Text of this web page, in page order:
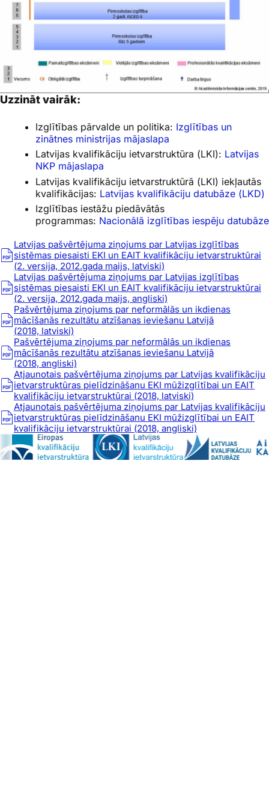
Uzzināt vairāk:
Izglītības pārvalde un politika: Izglītības un
zinātnes ministrijas mājaslapa
Latvijas kvalifikāciju ietvarstruktūra (LKI): Latvijas
NKP mājaslapa
Latvijas kvalifikāciju ietvarstruktūrā (LKI) iekļautās
kvalifikācijas: Latvijas kvalifikāciju datubāze (LKD)
Izglītības iestāžu piedāvātās
programmas: Nacionālā izglītības iespēju datubāze
Latvijas pašvērtējuma ziņojums par Latvijas izglītības
sistēmas piesaisti EKI un EAIT kvalifikāciju ietvarstruktūrai
(2. versija, 2012.gada maijs, latviski)
Latvijas pašvērtējuma ziņojums par Latvijas izglītības
sistēmas piesaisti EKI un EAIT kvalifikāciju ietvarstruktūrai
(2. versija, 2012.gada maijs, angliski)
Pašvērtējuma ziņojums par neformālās un ikdienas
mācīšanās rezultātu atzīšanas ieviešanu Latvijā
(2018, latviski)
Pašvērtējuma ziņojums par neformālās un ikdienas
mācīšanās rezultātu atzīšanas ieviešanu Latvijā
(2018, angliski)
Atjaunotais pašvērtējuma ziņojums par Latvijas kvalifikāciju
ietvarstruktūras pielīdzināšanu EKI mūžizglītībai un EAIT
kvalifikāciju ietvarstruktūrai (2018, latviski)
Atjaunotais pašvērtējuma ziņojums par Latvijas kvalifikāciju
ietvarstruktūras pielīdzināšanu EKI mūžizglītībai un EAIT
kvalifikāciju ietvarstruktūrai (2018, angliski)